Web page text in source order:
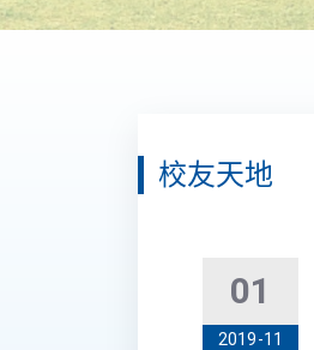
校友天地
01
2019-11